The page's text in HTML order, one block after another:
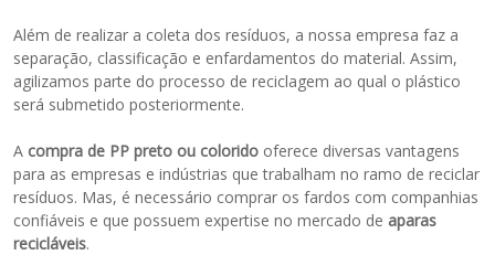
Além de realizar a coleta dos resíduos, a nossa empresa faz a
separação, classificação e enfardamentos do material. Assim,
agilizamos parte do processo de reciclagem ao qual o plástico
será submetido posteriormente.
A compra de PP preto ou colorido oferece diversas vantagens
para as empresas e indústrias que trabalham no ramo de reciclar
resíduos. Mas, é necessário comprar os fardos com companhias
confiáveis e que possuem expertise no mercado de aparas
recicláveis.